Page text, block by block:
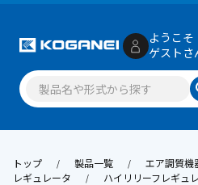
ようこそ
ゲストさ
トップ 製品一覧
エア調質機
レギュレータ
ハイリリーフレギュ